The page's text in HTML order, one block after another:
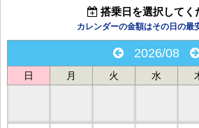
搭乗日を選択してく
カレンダーの金額はその日の最
2026/08
日 月 火 水